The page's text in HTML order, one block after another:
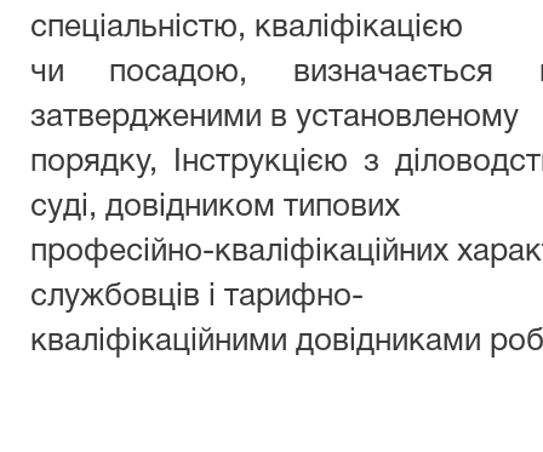
спеціальністю, кваліфікацією
чи посадою, визначається
затвердженими в установленому
порядку, Інструкцією з
суді, довідником типових
професійно-кваліфікаційних
службовців і тарифно-
кваліфікаційними довідниками